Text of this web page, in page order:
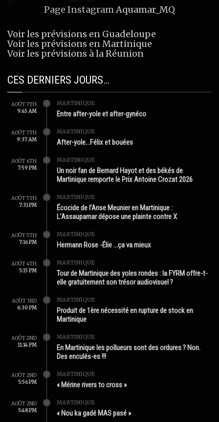
Page InstagramAquamar_MQ
Voir les prévisions en Guadeloupe
Voir les prévisions en Martinique
Voir les prévisions à la Réunion
CES DERNIERS JOURS…
AOÛT 7TH
9:45 AM
MARTINIQUE
Entre after-yole et after-gynéco
AOÛT 7TH
9:37 AM
MARTINIQUE
After-yole…Félix et bouées
AOÛT 6TH
7:59 PM
MARTINIQUE
Un noir fan de Bernard Hayot et des békés de
Martinique remporte le Prix Antoine Crozat 2026
AOÛT 5TH
7:31 PM
MARTINIQUE
Écocide de l’Anse Meunier en Martinique :
L’Assaupamar dépose une plainte contre X
AOÛT 5TH
7:16 PM
MARTINIQUE
Hermann Rose -Élie …ça va mieux
AOÛT 4TH
5:15 PM
MARTINIQUE
Tour de Martinique des yoles rondes : la FYRM offre-t-
elle gratuitement son trésor audiovisuel ?
AOÛT 3RD
6:30 PM
MARTINIQUE
Produit de 1ère nécessité en rupture de stock en
Martinique
AOÛT 2ND
11:14 PM
MARTINIQUE
En Martinique les pollueurs sont des ordures ? Non.
Des enculés-es !!!
AOÛT 2ND
5:56 PM
MARTINIQUE
« Mérine rivers to cross »
AOÛT 2ND
5:48 PM
MARTINIQUE
« Nou ka gadé MAS pasé »